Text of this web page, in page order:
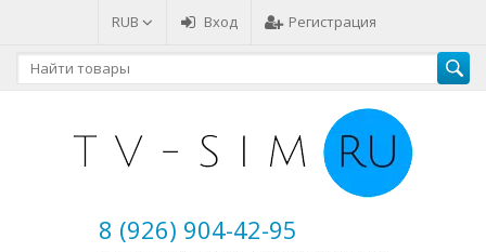
RUB Вход Регистрация
8 (926) 904-42-95